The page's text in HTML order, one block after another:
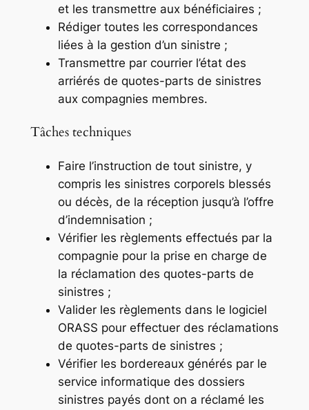
et les transmettre aux bénéficiaires ;
Rédiger toutes les correspondances
liées à la gestion d’un sinistre ;
Transmettre par courrier l’état des
arriérés de quotes-parts de sinistres
aux compagnies membres.
Tâches techniques
Faire l’instruction de tout sinistre, y
compris les sinistres corporels blessés
ou décès, de la réception jusqu’à l’offre
d’indemnisation ;
Vérifier les règlements effectués par la
compagnie pour la prise en charge de
la réclamation des quotes-parts de
sinistres ;
Valider les règlements dans le logiciel
ORASS pour effectuer des réclamations
de quotes-parts de sinistres ;
Vérifier les bordereaux générés par le
service informatique des dossiers
sinistres payés dont on a réclamé les